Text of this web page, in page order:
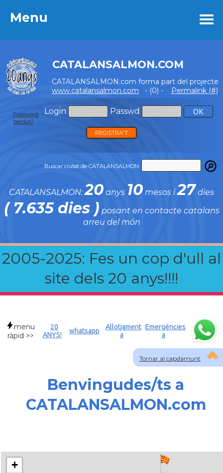
Menu
CATALANSALMON.COM
CATALANSALMON.com forma part del projecte
www.catalansalmon.com - (0) - Permalink (#)
Login Passwd
Password
perdut?
REGISTRA'T
Buscar ciutat de CATALANSALMON:
CATALANSALMON:20 anys 10 mesos i27 dies
( 7.635 dies ) posant en contacte catalans
arreu del món
2005-2025: Fes un cop d'ull al
site dels 20 anys!!!!
Menu
Tornar al capdamunt
menu
ràpid >>
20
ANYS!
whatsapp
Allotjament
a
Emergències
a
Benvingudes/ts a
CATALANSALMON.com
+